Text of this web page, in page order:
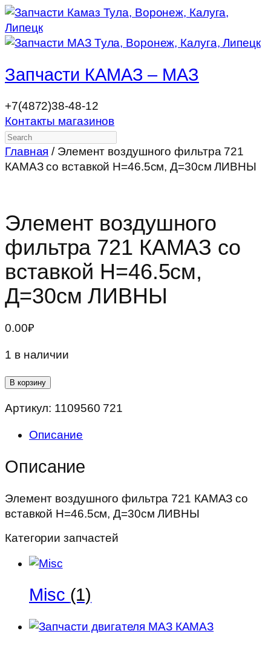
Запчасти КАМАЗ – МАЗ
+7(4872)38-48-12
Контакты магазинов
Search
Главная / Элемент воздушного фильтра 721
КАМАЗ со вставкой Н=46.5см, Д=30см ЛИВНЫ
Элемент воздушного
фильтра 721 КАМАЗ со
вставкой Н=46.5см,
Д=30см ЛИВНЫ
0.00₽
1 в наличии
Количество
Элемент
фильтра
КАМАЗ
вставкой
Н=46.5см,
Д=30см
ЛИВНЫ
В корзину
Артикул: 1109560 721
Описание
Описание
Элемент воздушного фильтра 721 КАМАЗ со
вставкой Н=46.5см, Д=30см ЛИВНЫ
Категории запчастей
Misc (1)